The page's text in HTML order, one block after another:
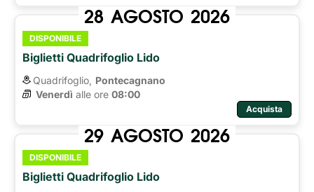
28 AGOSTO 2026
DISPONIBILE
Biglietti Quadrifoglio Lido
Quadrifoglio, Pontecagnano
Venerdì alle ore 08:00
Acquista
29 AGOSTO 2026
DISPONIBILE
Biglietti Quadrifoglio Lido